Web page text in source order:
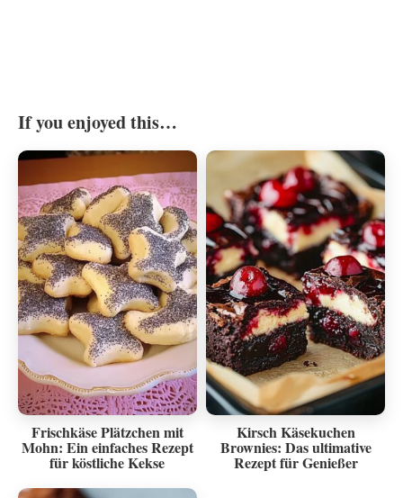
If you enjoyed this…
Frischkäse Plätzchen mit
Mohn: Ein einfaches Rezept
für köstliche Kekse
Kirsch Käsekuchen
Brownies: Das ultimative
Rezept für Genießer